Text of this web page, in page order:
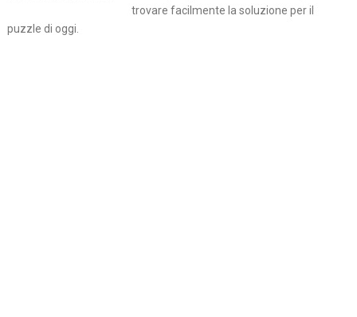
trovare facilmente la soluzione per il
puzzle di oggi.